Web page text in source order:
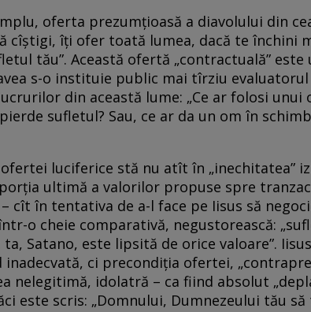
oferta prezumțioasă a diavolului din
cîștigi, îți ofer toată lumea, dacă te închini
tău”. Această ofertă „contractuală”
s-o instituie public mai tîrziu
din această lume: „Ce ar folosi unui
sufletul? Sau, ce ar da un om în
luciferice stă nu atît în „inechitatea”
ultimă a valorilor propuse spre
cît în tentativa de a-l face pe Iisus să
o cheie comparativă, negustorească:
Satano, este lipsită de orice valoare”.
inadecvată, ci precondiția ofertei,
nelegitimă, idolatră – ca fiind absolut
este scris: „Domnului, Dumnezeului tău